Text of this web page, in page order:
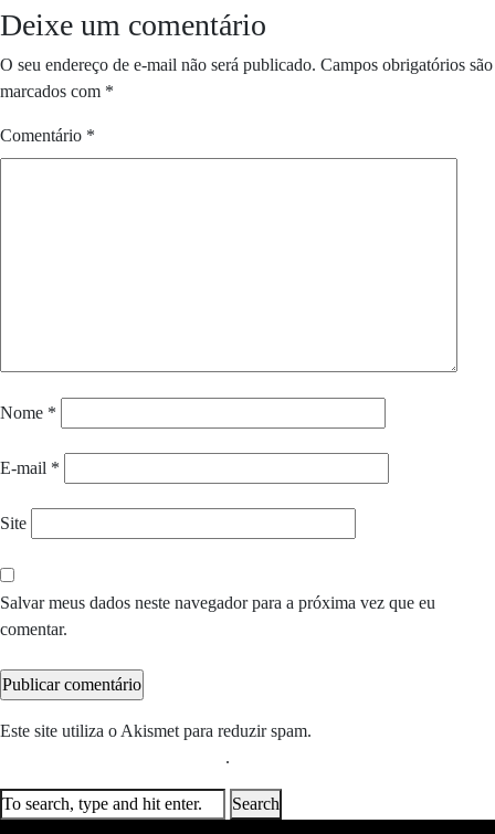
Deixe um comentário
O seu endereço de e-mail não será publicado. Campos obrigatórios são
marcados com *
Comentário *
Nome *
E-mail *
Site
Salvar meus dados neste navegador para a próxima vez que eu
comentar.
Este site utiliza o Akismet para reduzir spam.
.
Search